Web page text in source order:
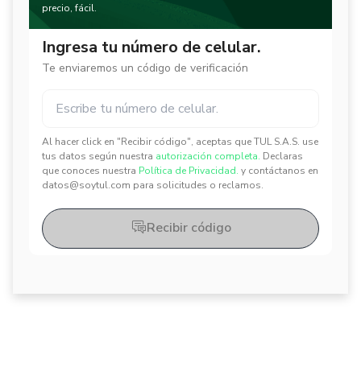
precio, fácil.
Ingresa tu número de celular.
Te enviaremos un código de verificación
Al hacer click en "Recibir código", aceptas que TUL S.A.S. use
tus datos según nuestra autorización completa. Declaras
que conoces nuestra Política de Privacidad. y contáctanos en
datos@soytul.com para solicitudes o reclamos.
✕
✕
Recibir código